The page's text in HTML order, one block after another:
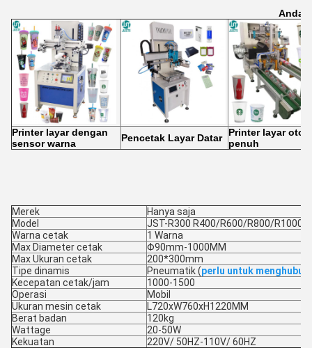
Anda
Printer layar dengan
sensor warna
Pencetak Layar Datar
Printer layar
penuh
Merek
Hanya saja
Model
JST-R300 R400/R600/R800/R1000/
Warna cetak
1 Warna
Max Diameter cetak
Φ90mm-1000MM
Max Ukuran cetak
200*300mm
Tipe dinamis
Pneumatik (perlu untuk
Kecepatan cetak/jam
1000-1500
Operasi
Mobil
Ukuran mesin cetak
L720xW760xH1220MM
Berat badan
120kg
Wattage
20-50W
Kekuatan
220V/ 50HZ-110V/ 60HZ